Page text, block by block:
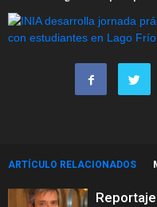
ARTÍCULO RELACIONADOS